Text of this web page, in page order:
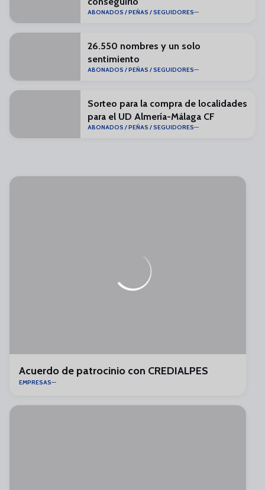
ABONADOS / PEÑAS / SEGUIDORES
26.550 nombres y un solo
sentimiento
ABONADOS / PEÑAS / SEGUIDORES
Sorteo para la compra de localidades
para el UD Almería-Málaga CF
ABONADOS / PEÑAS / SEGUIDORES
Acuerdo de patrocinio con CREDIALPES
EMPRESAS